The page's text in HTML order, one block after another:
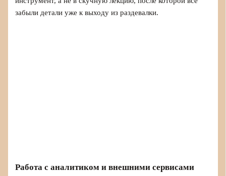
забыли детали уже к выходу из раздевалки.
Работа с аналитиком и внешними сервисами